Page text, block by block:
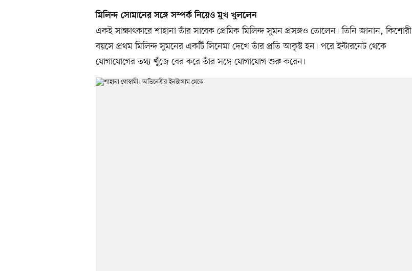
মিলিন্দ সোমানের সঙ্গে সম্পর্ক নিয়েও মুখ খুললেন
একই সাক্ষাৎকারে শাহানা তাঁর সাবেক প্রেমিক মিলিন্দ সুমন প্রসঙ্গও তোলেন। তিনি জানান, কিশোরী
বয়সে প্রথম মিলিন্দ সুমনের একটি সিনেমা দেখে তাঁর প্রতি আকৃষ্ট হন। পরে ইন্টারনেট থেকে
যোগাযোগের তথ্য খুঁজে বের করে তাঁর সঙ্গে যোগাযোগ শুরু করেন।